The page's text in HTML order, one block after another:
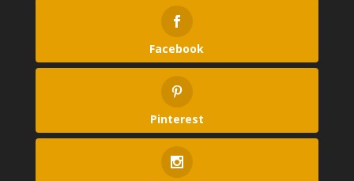
Facebook
Pinterest